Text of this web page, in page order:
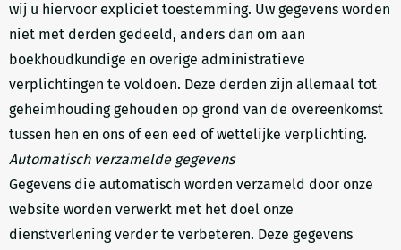
wij u hiervoor expliciet toestemming. Uw gegevens worden
niet met derden gedeeld, anders dan om aan
boekhoudkundige en overige administratieve
verplichtingen te voldoen. Deze derden zijn allemaal tot
geheimhouding gehouden op grond van de overeenkomst
tussen hen en ons of een eed of wettelijke verplichting.
Automatisch verzamelde gegevens
Gegevens die automatisch worden verzameld door onze
website worden verwerkt met het doel onze
dienstverlening verder te verbeteren. Deze gegevens